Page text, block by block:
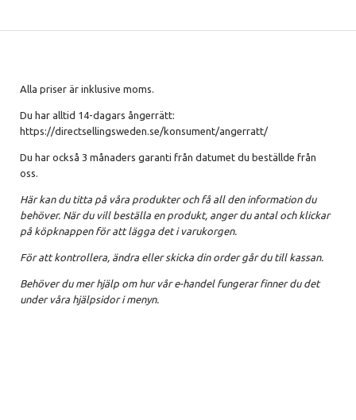
Alla priser är inklusive moms.
Du har alltid 14-dagars ångerrätt:
https://directsellingsweden.se/konsument/angerratt/
Du har också 3 månaders garanti från datumet du beställde från
oss.
Här kan du titta på våra produkter och få all den information du
behöver. När du vill beställa en produkt, anger du antal och klickar
på köpknappen för att lägga det i varukorgen.
För att kontrollera, ändra eller skicka din order går du till kassan.
Behöver du mer hjälp om hur vår e-handel fungerar finner du det
under våra hjälpsidor i menyn.